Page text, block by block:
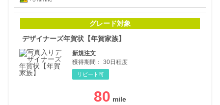
グレード対象
デザイナーズ年賀状【年賀家族】
新規注文
獲得期間： 30日程度
リピート可
80